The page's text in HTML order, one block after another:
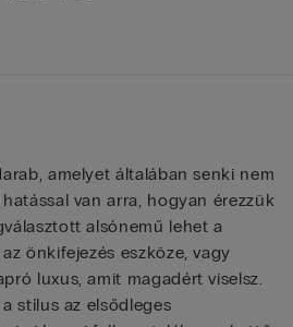
amelyet általában senki nem
van arra, hogyan érezzük
alsónemű lehet a
önkifejezés eszköze, vagy
luxus, amit magadért viselsz.
stílus az elsődleges